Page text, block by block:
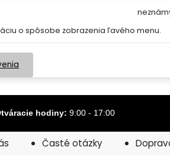
o spôsobe zobrazenia ľavého menu.
hodiny: 9:00 - 17:00
Časté otázky